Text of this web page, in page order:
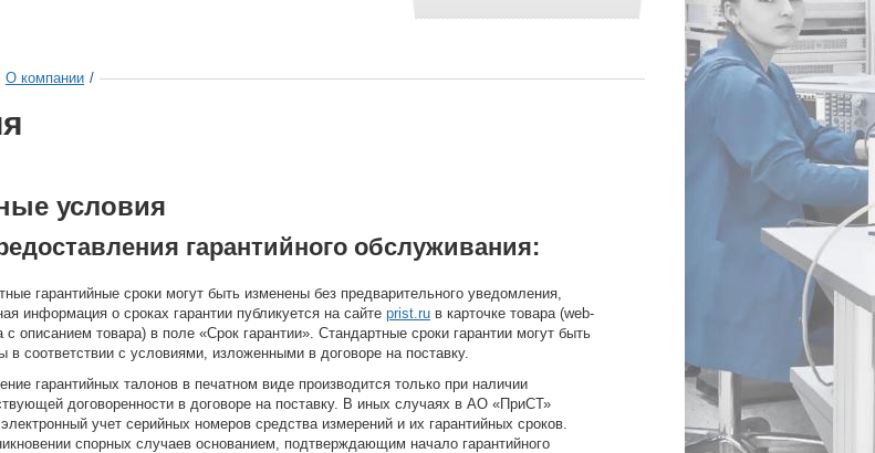
О компании /
условия
гарантийного обслуживания:
гарантийные сроки могут быть изменены без предварительного уведомления,
информация о сроках гарантии публикуется на сайте prist.ru в карточке товара (web-
с описанием товара) в поле «Срок гарантии». Стандартные сроки гарантии могут быть
в соответствии с условиями, изложенными в договоре на поставку.
гарантийных талонов в печатном виде производится только при наличии
договоренности в договоре на поставку. В иных случаях в АО «ПриСТ»
учет серийных номеров средства измерений и их гарантийных сроков.
спорных случаев основанием, подтверждающим начало гарантийного